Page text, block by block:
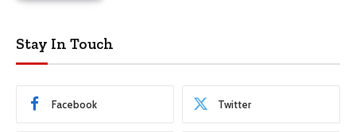
Stay In Touch
Facebook Twitter